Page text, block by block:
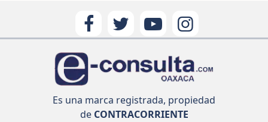
Es una marca registrada, propiedad
deCONTRACORRIENTE